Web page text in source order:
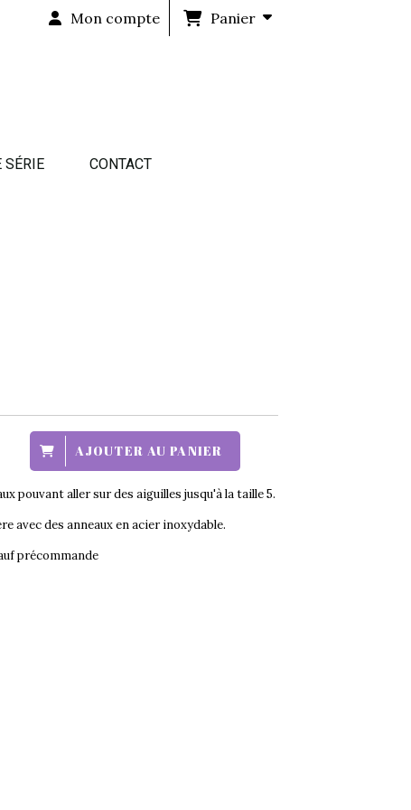
Mon compte Panier
SÉRIE CONTACT
AJOUTER AU PANIER
pouvant aller sur des aiguilles jusqu'à la taille 5.
avec des anneaux en acier inoxydable.
précommande